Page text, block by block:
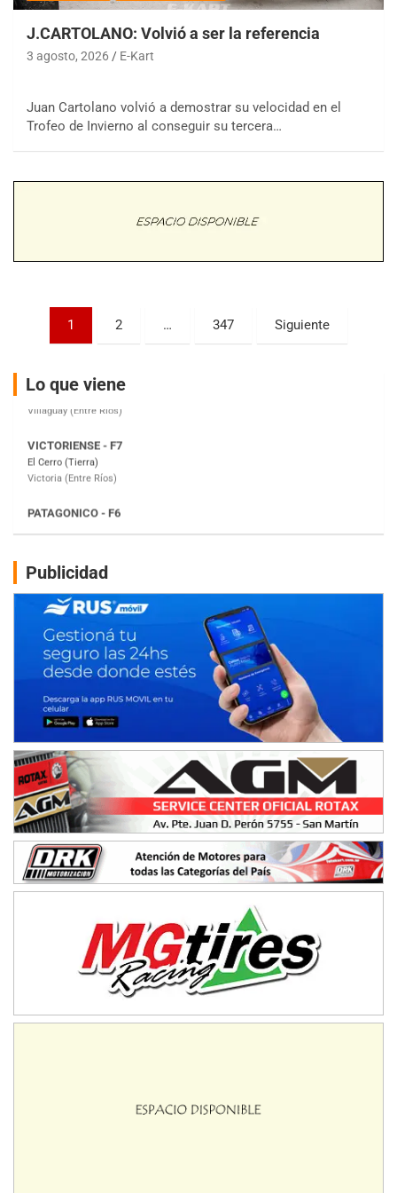
J.CARTOLANO: Volvió a ser la referencia
3 agosto, 2026 E-Kart
Juan Cartolano volvió a demostrar su velocidad en el
Trofeo de Invierno al conseguir su tercera…
Paginación
entradas
1 2 … 347 Siguiente
Lo que viene
COBERTURA ESPECIAL DE E-KART.COM.AR
08/09-AGO
Trenque Lauquen (Buenos Aires)
Villaguay (Entre Ríos)
El Cerro (Tierra)
Victoria (Entre Ríos)
Moto Club Reginense (Tierra)
Gral. E. Godoy (Río Negro)
Juventud Unida (Tierra)
NORESTE SANTAFESINO - F6
Ciudad de Avellaneda (Asfalto)
Avellaneda (Santa Fe)
SUR SANTAFESINO - F4
José Samuel Sánchez (Tierra)
Rufino (Santa Fe)
TUCUMANO - F5
Juan Navarro (Asfalto)
El Timbó (Tucumán)
COBERTURA ESPECIAL DE E-KART.COM.AR
08/09-AGO
IAME SERIES ARGENTINA 6
Ramiro Tot (Asfalto)
Baradero (Buenos Aires)
KDO - F6
ENTRERRIANO - F6 (POSTERGADA)
Parque de la Velocidad (Asfalto)
Villaguay (Entre Ríos)
VICTORIENSE - F7
Gral. E. Godoy (Río Negro)
Publicidad